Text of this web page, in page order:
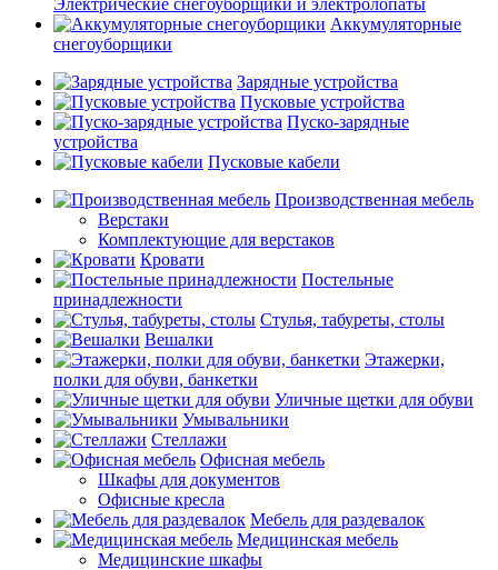
Электрические снегоуборщики и электролопаты
Аккумуляторные
снегоуборщики
Зарядные устройства
Пусковые устройства
Пуско-зарядные
устройства
Пусковые кабели
Производственная мебель
Верстаки
Комплектующие для верстаков
Кровати
Постельные
принадлежности
Стулья, табуреты, столы
Вешалки
Этажерки,
полки для обуви, банкетки
Уличные щетки для обуви
Умывальники
Стеллажи
Офисная мебель
Шкафы для документов
Офисные кресла
Мебель для раздевалок
Медицинская мебель
Медицинские шкафы